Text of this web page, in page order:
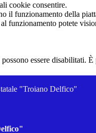
cookie consentire.
il funzionamento della
funzionamento potete
essere disabilitati.
"Troiano Delfico"